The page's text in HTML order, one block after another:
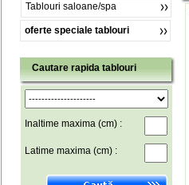
Tablouri saloane/spa
oferte speciale tablouri
Cautare rapida tablouri
Inaltime maxima (cm) :
Latime maxima (cm) :